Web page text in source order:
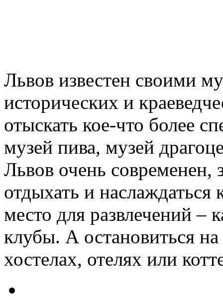
Львов известен своими
исторических и
отыскать кое-что более
музей пива, музей
Львов очень современен,
отдыхать и наслаждаться
место для развлечений –
клубы. А остановиться
хостелах, отелях или